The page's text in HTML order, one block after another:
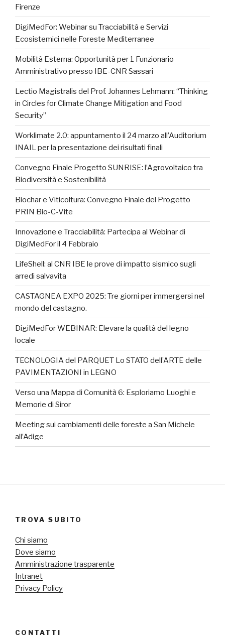
Firenze
DigiMedFor: Webinar su Tracciabilità e Servizi
Ecosistemici nelle Foreste Mediterranee
Mobilità Esterna: Opportunità per 1 Funzionario
Amministrativo presso IBE-CNR Sassari
Lectio Magistralis del Prof. Johannes Lehmann: “Thinking
in Circles for Climate Change Mitigation and Food
Security”
Worklimate 2.0: appuntamento il 24 marzo all’Auditorium
INAIL per la presentazione dei risultati finali
Convegno Finale Progetto SUNRISE: l’Agrovoltaico tra
Biodiversità e Sostenibilità
Biochar e Viticoltura: Convegno Finale del Progetto
PRIN Bio-C-Vite
Innovazione e Tracciabilità: Partecipa al Webinar di
DigiMedFor il 4 Febbraio
LifeShell: al CNR IBE le prove di impatto sismico sugli
arredi salvavita
CASTAGNEA EXPO 2025: Tre giorni per immergersi nel
mondo del castagno.
DigiMedFor WEBINAR: Elevare la qualità del legno
locale
TECNOLOGIA del PARQUET Lo STATO dell’ARTE delle
PAVIMENTAZIONI in LEGNO
Verso una Mappa di Comunità 6: Esploriamo Luoghi e
Memorie di Siror
Meeting sui cambiamenti delle foreste a San Michele
all’Adige
TROVA SUBITO
Chi siamo
Dove siamo
Amministrazione trasparente
Intranet
Privacy Policy
CONTATTI